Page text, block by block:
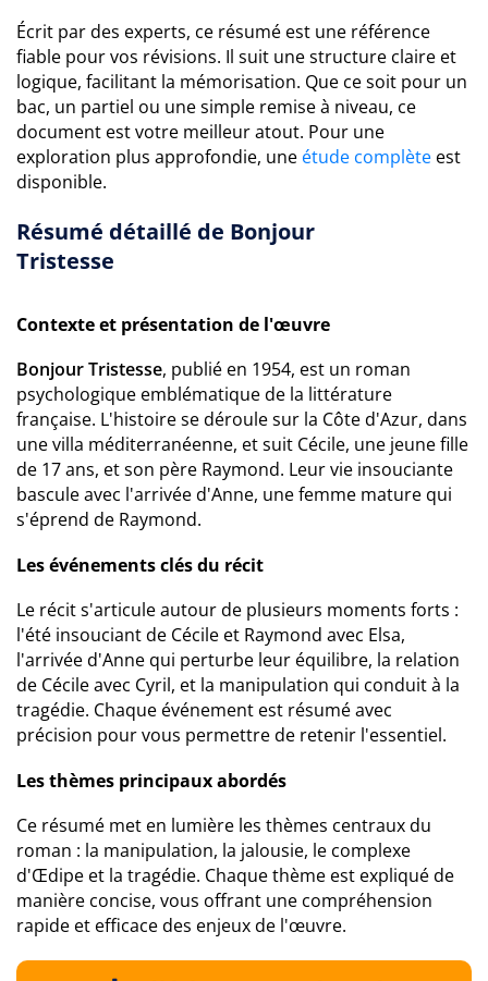
Écrit par des experts, ce résumé est une référence
fiable pour vos révisions. Il suit une structure claire et
logique, facilitant la mémorisation. Que ce soit pour un
bac, un partiel ou une simple remise à niveau, ce
document est votre meilleur atout. Pour une
exploration plus approfondie, une étude complète est
disponible.
Résumé détaillé de Bonjour
Tristesse
Contexte et présentation de l'œuvre
Bonjour Tristesse, publié en 1954, est un roman
psychologique emblématique de la littérature
française. L'histoire se déroule sur la Côte d'Azur, dans
une villa méditerranéenne, et suit Cécile, une jeune fille
de 17 ans, et son père Raymond. Leur vie insouciante
bascule avec l'arrivée d'Anne, une femme mature qui
s'éprend de Raymond.
Les événements clés du récit
Le récit s'articule autour de plusieurs moments forts :
l'été insouciant de Cécile et Raymond avec Elsa,
l'arrivée d'Anne qui perturbe leur équilibre, la relation
de Cécile avec Cyril, et la manipulation qui conduit à la
tragédie. Chaque événement est résumé avec
précision pour vous permettre de retenir l'essentiel.
Les thèmes principaux abordés
Ce résumé met en lumière les thèmes centraux du
roman : la manipulation, la jalousie, le complexe
d'Œdipe et la tragédie. Chaque thème est expliqué de
manière concise, vous offrant une compréhension
rapide et efficace des enjeux de l'œuvre.